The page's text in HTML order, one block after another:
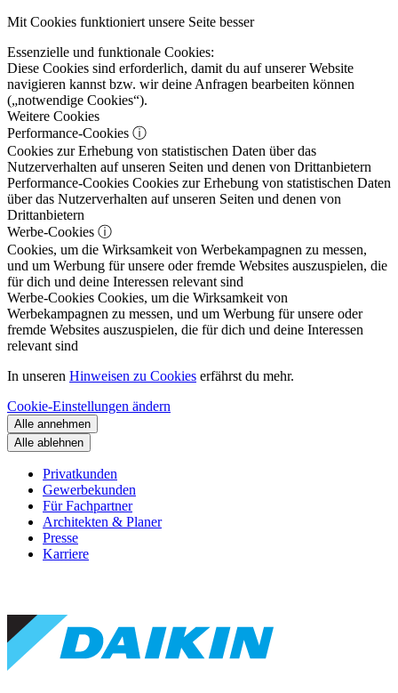
Mit Cookies funktioniert unsere Seite besser
Essenzielle und funktionale Cookies:
Diese Cookies sind erforderlich, damit du auf unserer Website
navigieren kannst bzw. wir deine Anfragen bearbeiten können
(„notwendige Cookies“).
Weitere Cookies
Performance-Cookies ⓘ
Cookies zur Erhebung von statistischen Daten über das
Nutzerverhalten auf unseren Seiten und denen von Drittanbietern
Performance-Cookies Cookies zur Erhebung von statistischen Daten
über das Nutzerverhalten auf unseren Seiten und denen von
Drittanbietern
Werbe-Cookies ⓘ
Cookies, um die Wirksamkeit von Werbekampagnen zu messen,
und um Werbung für unsere oder fremde Websites auszuspielen, die
für dich und deine Interessen relevant sind
Werbe-Cookies Cookies, um die Wirksamkeit von
Werbekampagnen zu messen, und um Werbung für unsere oder
fremde Websites auszuspielen, die für dich und deine Interessen
relevant sind
In unseren Hinweisen zu Cookies erfährst du mehr.
Cookie-Einstellungen ändern
Alle annehmen
Alle ablehnen
Privatkunden
Gewerbekunden
Für Fachpartner
Architekten & Planer
Presse
Karriere